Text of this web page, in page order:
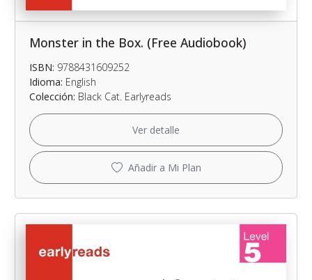
Monster in the Box. (Free Audiobook)
ISBN: 9788431609252
Idioma: English
Colección: Black Cat. Earlyreads
Ver detalle
Añadir a Mi Plan